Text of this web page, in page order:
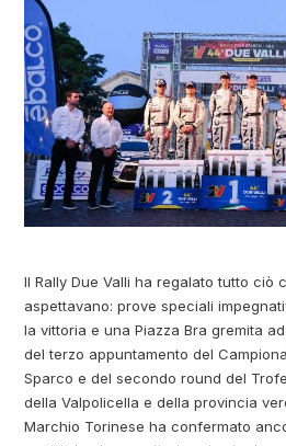
Il Rally Due Valli ha regalato tutto ciò
aspettavano: prove speciali
la vittoria e una Piazza Bra gremita
del terzo appuntamento del
Sparco e del secondo round del
della Valpolicella e della provincia
Marchio Torinese ha confermato